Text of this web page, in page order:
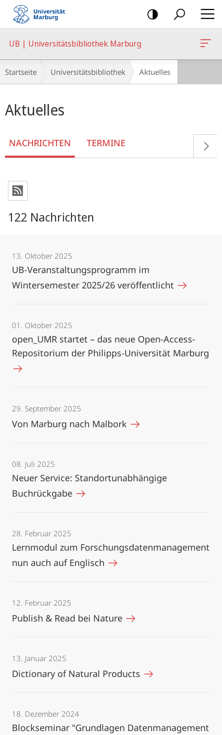
Mobile-
Navigation
UB | Universitätsbibliothek Marburg
Breadcrumb-
Navigation
Startseite Universitätsbibliothek Aktuelles
Aktuelles
NACHRICHTEN TERMINE
122 Nachrichten
13. Oktober 2025
UB-Veranstaltungsprogramm im
Wintersemester 2025/26 veröffentlicht
01. Oktober 2025
open_UMR startet – das neue Open-Access-
Repositorium der Philipps-Universität Marburg
29. September 2025
Von Marburg nach Malbork
08. Juli 2025
Neuer Service: Standortunabhängige
Buchrückgabe
28. Februar 2025
Lernmodul zum Forschungsdatenmanagement
nun auch auf Englisch
12. Februar 2025
Publish & Read bei Nature
13. Januar 2025
Dictionary of Natural Products
18. Dezember 2024
Blockseminar "Grundlagen Datenmanagement